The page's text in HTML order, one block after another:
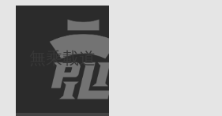
無乘載道